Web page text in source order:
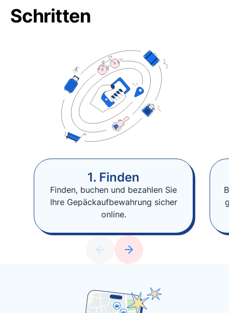
Schritten
1. Finden
Finden, buchen und bezahlen Sie
Ihre Gepäckaufbewahrung sicher
online.